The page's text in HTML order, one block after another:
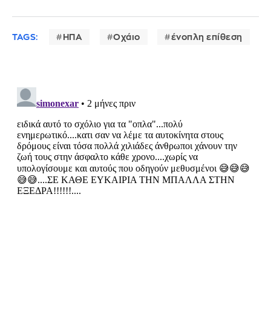
TAGS: ΗΠΑ Οχάιο ένοπλη επίθεση